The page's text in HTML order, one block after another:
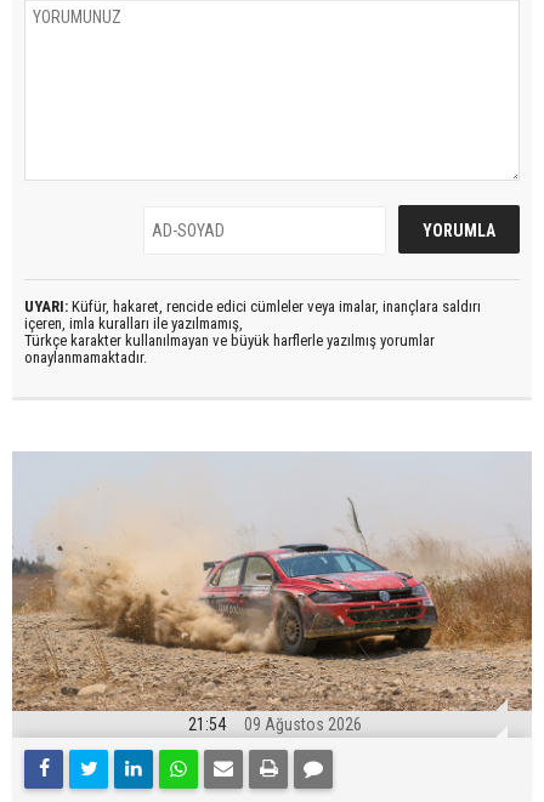
UYARI: Küfür, hakaret, rencide edici cümleler veya imalar, inançlara saldırı
içeren, imla kuralları ile yazılmamış,
Türkçe karakter kullanılmayan ve büyük harflerle yazılmış yorumlar
onaylanmamaktadır.
21:54 09 Ağustos 2026